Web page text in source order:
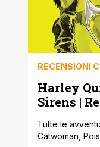
RECENSIONI
Harley
Sirens |
Tutte le
Catwoman,